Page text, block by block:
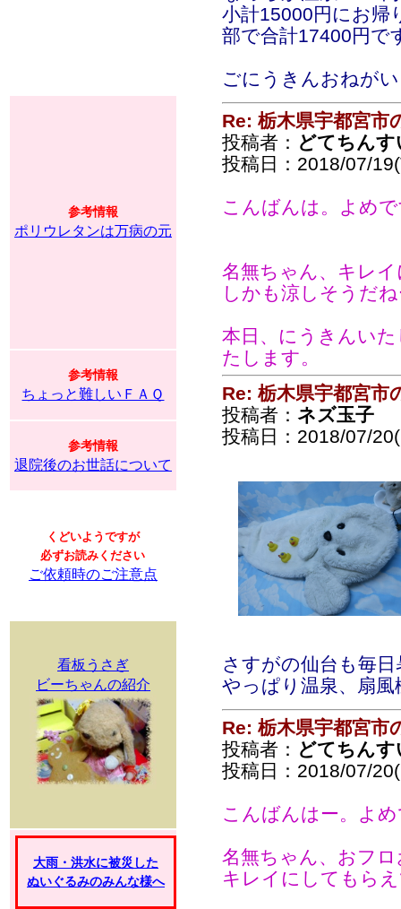
参考情報
ポリウレタンは万病の元
参考情報
ちょっと難しいＦＡＱ
参考情報
退院後のお世話について
くどいようですが
必ずお読みください
ご依頼時のご注意点
看板うさぎ
ビーちゃんの紹介
大雨・洪水に被災した
ぬいぐるみのみんな様へ
小計15000円にお帰
部で合計17400円で
ごにうきんおねが
Re: 栃木県宇都宮市
投稿者： どてちん
投稿日：2018/07/
こんばんは。よめ
名無ちゃん、キレ
しかも涼しそうだ
本日、にうきんい
たします。
Re: 栃木県宇都宮市
投稿者： ネズ玉子
投稿日：2018/07/
さすがの仙台も毎
やっぱり温泉、扇
Re: 栃木県宇都宮市
投稿者： どてちん
投稿日：2018/07/
こんばんはー。よ
名無ちゃん、おフ
キレイにしてもら